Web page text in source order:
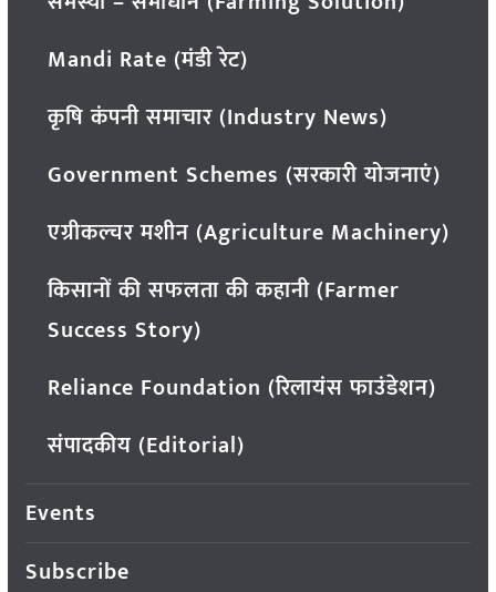
Mandi Rate (मंडी रेट)
कृषि कंपनी समाचार (Industry News)
Government Schemes (सरकारी योजनाएं)
एग्रीकल्चर मशीन (Agriculture Machinery)
किसानों की सफलता की कहानी (Farmer
Success Story)
Reliance Foundation (रिलायंस फाउंडेशन)
संपादकीय (Editorial)
Events
Subscribe